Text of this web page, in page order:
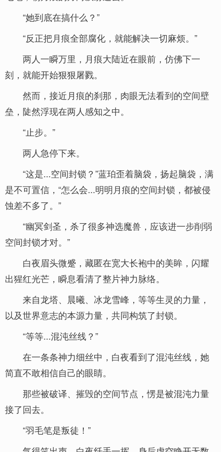
“她到底在搞什么？”
“反正把月痕全部腐化，就能解决一切麻烦。”
两人一瞬万里，月痕大陆近在眼前，仿佛下一
刻，就能开始狠狠屠戮。
然而，接近月痕的刹那，肉眼无法看到的空间壁
垒，陡然浮现在两人感知之中。
“止步。”
两人急停下来。
“这是...空间封锁？”蓝珀歪着脑袋，扬起脑袋，满
是不可置信，“怎么会...明明月痕的空间封锁，都被侵
蚀差不多了。”
“幽冥剑圣，杀了很多神选魔兽，应该进一步削弱
空间封锁才对。”
白夜眉头微蹙，藏匿在宽大长袍中的美眸，闪耀
出猩红光芒，瞬息看清了整片神力脉络。
来自龙塔、晨曦、冰龙雪峰，等等生灵的力量，
以及世界意志的本源力量，共同构筑了封锁。
“等等...混沌丝线？”
在一条条神力细丝中，白夜看到了混沌丝线，她
简直不敢相信自己的眼睛。
那些被破译、摧毁的空间节点，愣是被混沌力量
接了回去。
“羽毛笔是叛徒！”